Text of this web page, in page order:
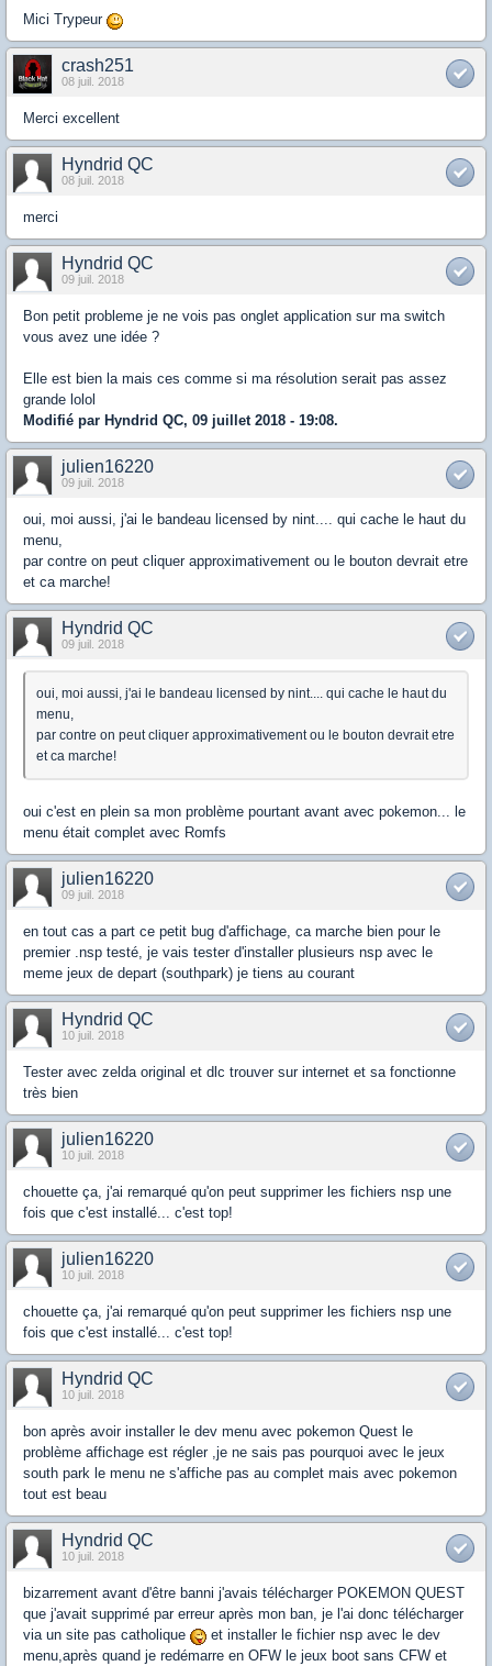
Mici Trypeur
crash251
08 juil. 2018
Merci excellent
Hyndrid QC
08 juil. 2018
merci
Hyndrid QC
09 juil. 2018
Bon petit probleme je ne vois pas onglet application sur ma switch
vous avez une idée ?
Elle est bien la mais ces comme si ma résolution serait pas assez
grande lolol
Modifié par Hyndrid QC, 09 juillet 2018 - 19:08.
julien16220
09 juil. 2018
oui, moi aussi, j'ai le bandeau licensed by nint.... qui cache le haut du
menu,
par contre on peut cliquer approximativement ou le bouton devrait etre
et ca marche!
Hyndrid QC
09 juil. 2018
oui, moi aussi, j'ai le bandeau licensed by nint.... qui cache le haut du
menu,
par contre on peut cliquer approximativement ou le bouton devrait etre
et ca marche!
oui c'est en plein sa mon problème pourtant avant avec pokemon... le
menu était complet avec Romfs
julien16220
09 juil. 2018
en tout cas a part ce petit bug d'affichage, ca marche bien pour le
premier .nsp testé, je vais tester d'installer plusieurs nsp avec le
meme jeux de depart (southpark) je tiens au courant
Hyndrid QC
10 juil. 2018
Tester avec zelda original et dlc trouver sur internet et sa fonctionne
très bien
julien16220
10 juil. 2018
chouette ça, j'ai remarqué qu'on peut supprimer les fichiers nsp une
fois que c'est installé... c'est top!
julien16220
10 juil. 2018
chouette ça, j'ai remarqué qu'on peut supprimer les fichiers nsp une
fois que c'est installé... c'est top!
Hyndrid QC
10 juil. 2018
bon après avoir installer le dev menu avec pokemon Quest le
problème affichage est régler ,je ne sais pas pourquoi avec le jeux
south park le menu ne s'affiche pas au complet mais avec pokemon
tout est beau
Hyndrid QC
10 juil. 2018
bizarrement avant d'être banni j'avais télécharger POKEMON QUEST
que j'avait supprimé par erreur après mon ban, je l'ai donc télécharger
via un site pas catholique
et installer le fichier nsp avec le dev
menu,après quand je redémarre en OFW le jeux boot sans CFW et